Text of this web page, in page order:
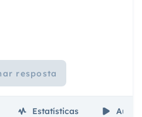
resposta
Estatísticas Aulas